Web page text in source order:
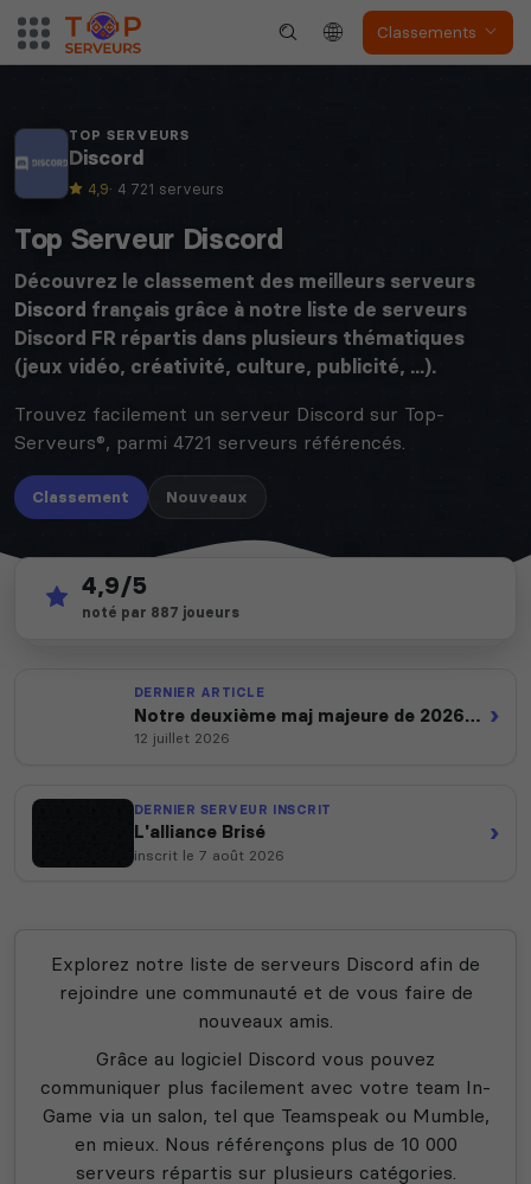
Classements
TOP SERVEURS
Discord
4,9· 4 721 serveurs
Top Serveur Discord
Découvrez le classement des meilleurs serveurs
Discord français grâce à notre liste de serveurs
Discord FR répartis dans plusieurs thématiques
(jeux vidéo, créativité, culture, publicité, ...).
Trouvez facilement un serveur Discord sur Top-
Serveurs®, parmi 4721 serveurs référencés.
Classement Nouveaux
4 721
serveurs actifs
depuis 2012
4,9/5
noté par 887 joueurs
DERNIER ARTICLE
Notre deuxième maj majeure de 2026
est en ligne
12 juillet 2026
›
DERNIER SERVEUR INSCRIT
L'alliance Brisé
inscrit le 7 août 2026
›
Explorez notre liste de serveurs Discord afin de
rejoindre une communauté et de vous faire de
nouveaux amis.
Grâce au logiciel Discord vous pouvez
communiquer plus facilement avec votre team In-
Game via un salon, tel que Teamspeak ou Mumble,
en mieux. Nous référençons plus de 10 000
serveurs répartis sur plusieurs catégories.